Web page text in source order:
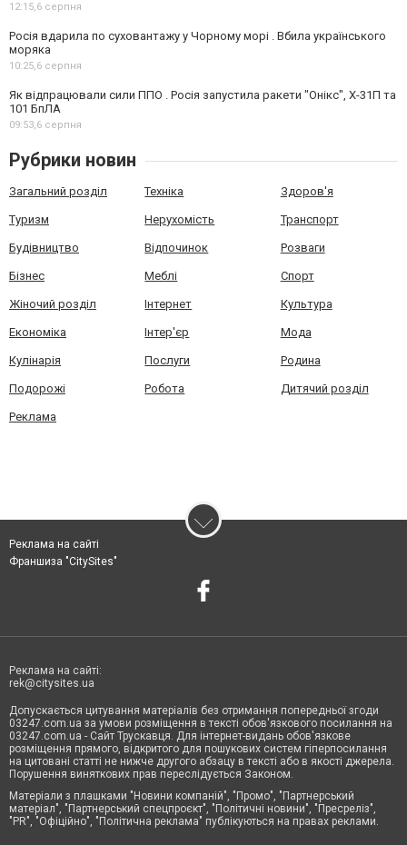
12:15,6 серпня
Росія вдарила по суховантажу у Чорному морі . Вбила українського
моряка
10:25,6 серпня
Як відпрацювали сили ППО . Росія запустила ракети "Онікс", Х-31П та
101 БпЛА
09:53,6 серпня
Рубрики новин
Загальний розділ Техніка Здоров'я
Туризм Нерухомість Транспорт
Будівництво Відпочинок Розваги
Бізнес Меблі Спорт
Жіночий розділ Інтернет Культура
Економіка Інтер'єр Мода
Кулінарія Послуги Родина
Подорожі Робота Дитячий розділ
Реклама
Реклама на сайті
Франшиза "CitySites"
Реклама на сайті:
rek@citysites.ua
Допускається цитування матеріалів без отримання попередньої згоди
03247.com.ua за умови розміщення в тексті обов'язкового посилання на
03247.com.ua - Сайт Трускавця. Для інтернет-видань обов'язкове
розміщення прямого, відкритого для пошукових систем гіперпосилання
на цитовані статті не нижче другого абзацу в тексті або в якості джерела.
Порушення виняткових прав переслідується Законом.
Матеріали з плашками "Новини компаній", "Промо", "Партнерський
матеріал", "Партнерський спецпроєкт", "Політичні новини", "Пресреліз",
"PR", "Офіційно", "Політична реклама" публікуються на правах реклами.